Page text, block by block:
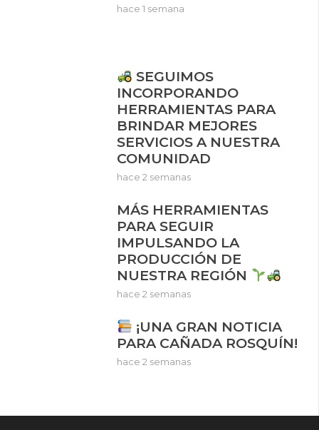
hace 1 semana
SEGUIMOS
INCORPORANDO
HERRAMIENTAS PARA
BRINDAR MEJORES
SERVICIOS A NUESTRA
COMUNIDAD
hace 2 semanas
MÁS HERRAMIENTAS
PARA SEGUIR
IMPULSANDO LA
PRODUCCIÓN DE
NUESTRA REGIÓN
hace 2 semanas
¡UNA GRAN NOTICIA
PARA CAÑADA ROSQUÍN!
hace 2 semanas